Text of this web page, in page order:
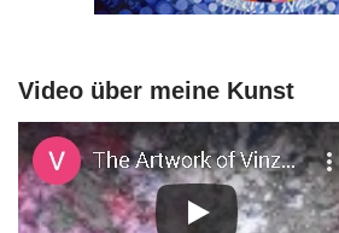
Video über meine Kunst